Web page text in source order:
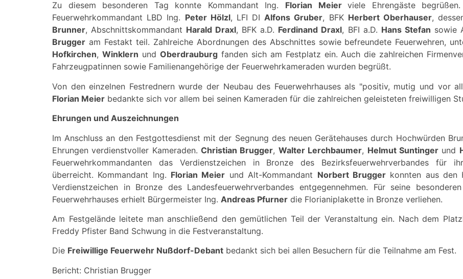
Zu diesem besonderen Tag konnte Kommandant Ing. Florian Meierviele Ehrengäste
Feuerwehrkommandant LBD Ing. Peter Hölzl, LFI DIAlfons Gruber, BFK Herbert Oberhauser,
Brunner, Abschnittskommandant Harald Draxl, BFK a.D. Ferdinand Draxl, BFI a.D. Hans Stefan sowie
Brugger am Festakt teil. Zahlreiche Abordnungen des Abschnittes sowie befreundete Feuerwehren,
Hofkirchen, Winklern und Oberdrauburgfanden sich am Festplatz ein. Auch die zahlreichen
Fahrzeugpatinnen sowie Familienangehörige der Feuerwehrkameraden wurden begrüßt.
Von den einzelnen Festrednern wurde der Neubau des Feuerwehrhauses als "positiv, mutig und vor
Florian Meier bedankte sich vor allem bei seinen Kameraden für die zahlreichen geleisteten freiwilligen
Ehrungen und Auszeichnungen
Im Anschluss an den Festgottesdienst mit der Segnung des neuen Gerätehauses durch Hochwürden
Ehrungen verdienstvoller Kameraden.Christian Brugger, Walter Lerchbaumer, Helmut Suntingerund
Feuerwehrkommandanten das Verdienstzeichen in Bronze des Bezirksfeuerwehrverbandes für
überreicht. Kommandant Ing. Florian Meier und Alt-Kommandant Norbert Bruggerkonnten aus den
Verdienstzeichen in Bronze des Landesfeuerwehrverbandes entgegennehmen. Für seine
Feuerwehrhauses erhielt Bürgermeister Ing. Andreas Pfurner die Florianiplakette in Bronze verliehen.
Am Festgelände leitete man anschließend den gemütlichen Teil der Veranstaltung ein. Nach dem
Freddy Pfister Band Schwung in die Festveranstaltung.
Die Freiwillige Feuerwehr Nußdorf-Debant bedankt sich bei allen Besuchern für die Teilnahme am Fest.
Bericht: Christian Brugger